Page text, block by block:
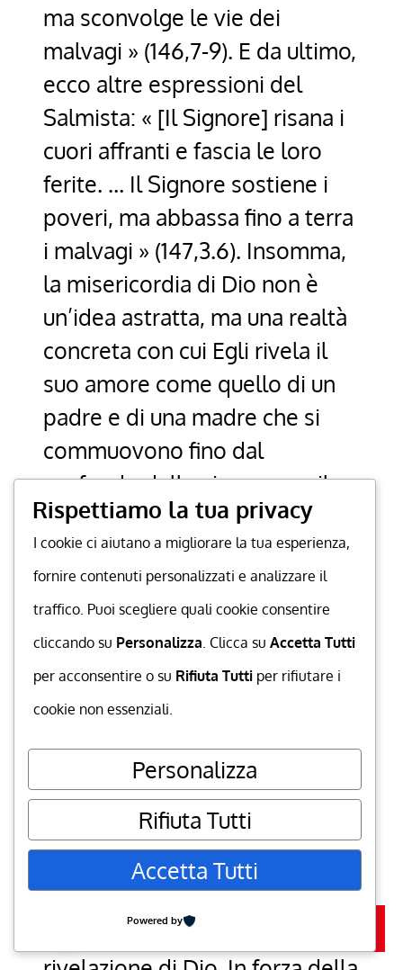
ma sconvolge le vie dei
malvagi » (146,7-9). E da ultimo,
ecco altre espressioni del
Salmista: « [Il Signore] risana i
cuori affranti e fascia le loro
ferite. … Il Signore sostiene i
poveri, ma abbassa fino a terra
i malvagi » (147,3.6). Insomma,
la misericordia di Dio non è
un’idea astratta, ma una realtà
concreta con cui Egli rivela il
suo amore come quello di un
padre e di una madre che si
commuovono fino dal
profondo delle viscere per il
proprio figlio. È veramente il
caso di dire che è un amore
“viscerale”. Proviene
dall’intimo come un
sentimento profondo, naturale,
fatto di tenerezza e di
compassione, di indulgenza e
di perdono.
7. “Eterna è la sua
misericordia”: è il ritornello che
viene riportato ad ogni
versetto del Salmo 136 mentre
si narra la storia della
Rispettiamo la tua privacy
I cookie ci aiutano a migliorare la tua esperienza,
fornire contenuti personalizzati e analizzare il
traffico. Puoi scegliere quali cookie consentire
cliccando su Personalizza. Clicca su Accetta Tutti
per acconsentire o su Rifiuta Tutti per rifiutare i
cookie non essenziali.
Personalizza
Rifiuta Tutti
Accetta Tutti
Powered by